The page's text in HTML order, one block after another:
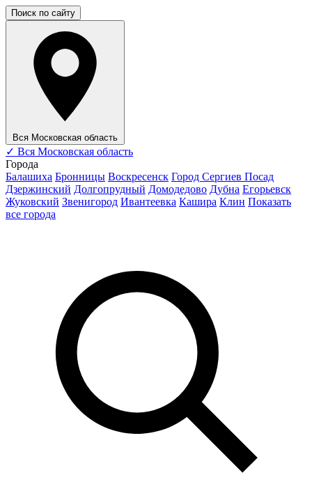
Поиск по сайту
Вся Московская область
✓ Вся Московская область
Города
Балашиха Бронницы Воскресенск Город Сергиев Посад
Дзержинский Долгопрудный Домодедово Дубна Егорьевск
Жуковский Звенигород Ивантеевка Кашира Клин Показать
все города